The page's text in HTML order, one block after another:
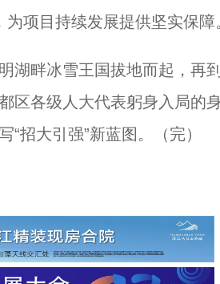
项目持续发展提供坚实保障
畔冰雪王国拔地而起，再
区各级人大代表躬身入局的
招大引强”新蓝图。（完）